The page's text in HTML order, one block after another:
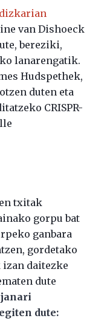
van Dishoeck
bereziki,
lanarengatik.
Hudspethek,
duten eta
CRISPR-
txitak
gorpu bat
ganbara
gordetako
daitezke
dute
dute: